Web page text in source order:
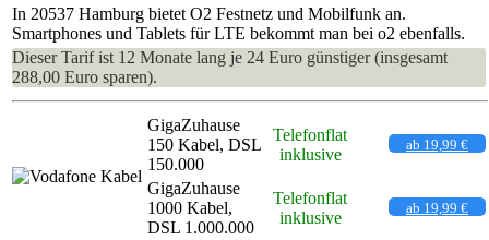
In 20537 Hamburg bietet O2 Festnetz und Mobilfunk an.
Smartphones und Tablets für LTE bekommt man bei o2 ebenfalls.
Dieser Tarif ist 12 Monate lang je 24 Euro günstiger (insgesamt
288,00 Euro sparen).
GigaZuhause
150 Kabel, DSL
150.000
Telefonflat
inklusive
ab 19,99 €
GigaZuhause
1000 Kabel,
DSL 1.000.000
Telefonflat
inklusive
ab 19,99 €